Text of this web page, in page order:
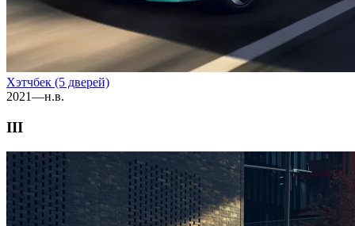
Хэтчбек (5 дверей)
2021—н.в.
III